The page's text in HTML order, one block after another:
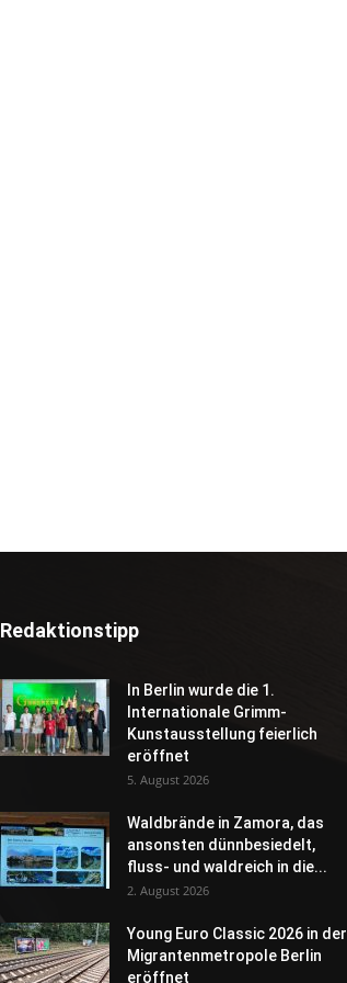
Redaktionstipp
In Berlin wurde die 1.
Internationale Grimm-
Kunstausstellung feierlich
eröffnet
5. August 2026
Waldbrände in Zamora, das
ansonsten dünnbesiedelt,
fluss- und waldreich in die...
2. August 2026
Young Euro Classic 2026 in der
Migrantenmetropole Berlin
eröffnet